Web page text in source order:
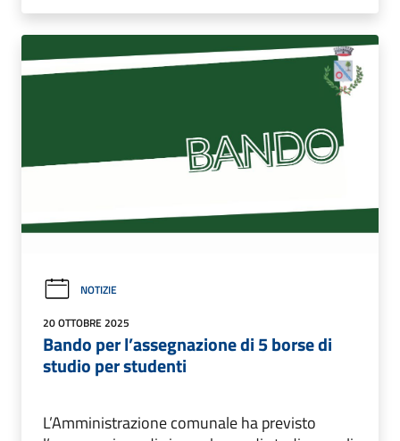
NOTIZIE
20 OTTOBRE 2025
Bando per l’assegnazione di 5 borse di
studio per studenti
L’Amministrazione comunale ha previsto